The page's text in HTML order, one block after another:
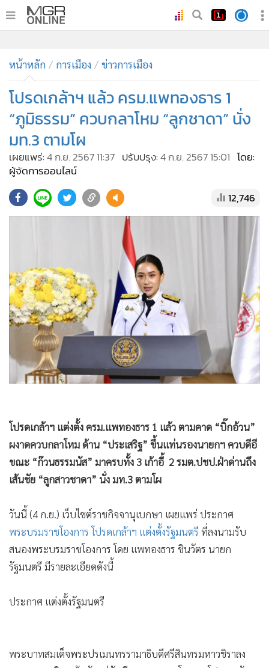
• ทันเหตุการณ์
• ภาคใต้
• ภูมิภาค
• Online Section
• บันเทิง
• ผู้จัดการรายวัน
• คอลัมนิสต์
• ละคร
• CbizReview
• Good health & Well-being
• Green Innovation & SD
• Management & HR
• MGR Live
Infographic
• การเมือง
• ท่องเที่ยว
•
ต่างประเทศ
Special Scoop
เศรษฐกิจ-ธุรกิจ
• จีน
• อาชญากรรม
• Motoring
• เกม
• วิทยาศาสตร์
• หุ้น
• Celeb Online
หน้าหลัก การเมือง
โปรดเกล้าฯ แล้ว ครม.แพทองธาร 1
“ภูมิธรรม” ควบกลาโหม “ลูกชาดา” นั่ง
มท.3 ตามโผ
ปรับปรุง:
โดย:
12,746